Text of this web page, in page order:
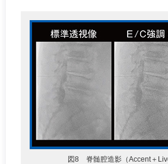
図8 脊髄腔造影（Accent＋